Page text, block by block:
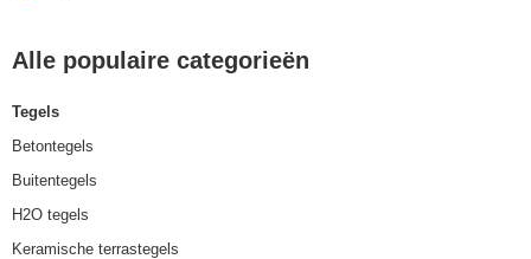
Alle populaire categorieën
Tegels
Betontegels
Buitentegels
H2O tegels
Keramische terrastegels